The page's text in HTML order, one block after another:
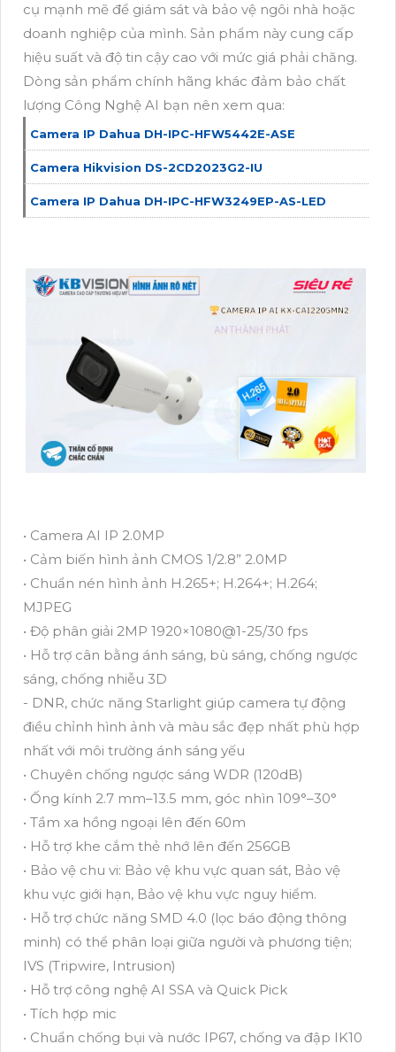
cụ mạnh mẽ để giám sát và bảo vệ ngôi nhà hoặc
doanh nghiệp của mình. Sản phẩm này cung cấp
hiệu suất và độ tin cậy cao với mức giá phải chăng.
Dòng sản phẩm chính hãng khác đảm bảo chất
lượng Công Nghệ AI bạn nên xem qua:
Camera IP Dahua DH-IPC-HFW5442E-ASE
Camera Hikvision DS-2CD2023G2-IU
Camera IP Dahua DH-IPC-HFW3249EP-AS-LED
• Camera AI IP 2.0MP
• Cảm biến hình ảnh CMOS 1/2.8” 2.0MP
• Chuẩn nén hình ảnh H.265+; H.264+; H.264;
MJPEG
• Độ phân giải 2MP 1920×1080@1-25/30 fps
• Hỗ trợ cân bằng ánh sáng, bù sáng, chống ngược
sáng, chống nhiễu 3D
- DNR, chức năng Starlight giúp camera tự động
điều chỉnh hình ảnh và màu sắc đẹp nhất phù hợp
nhất với môi trường ánh sáng yếu
• Chuyên chống ngược sáng WDR (120dB)
• Ống kính 2.7 mm–13.5 mm, góc nhìn 109°–30°
• Tầm xa hồng ngoại lên đến 60m
• Hỗ trợ khe cắm thẻ nhớ lên đến 256GB
• Bảo vệ chu vi: Bảo vệ khu vực quan sát, Bảo vệ
khu vực giới hạn, Bảo vệ khu vực nguy hiểm.
• Hỗ trợ chức năng SMD 4.0 (lọc báo động thông
minh) có thể phân loại giữa người và phương tiện;
IVS (Tripwire, Intrusion)
• Hỗ trợ công nghệ AI SSA và Quick Pick
• Tích hợp mic
• Chuẩn chống bụi và nước IP67, chống va đập IK10